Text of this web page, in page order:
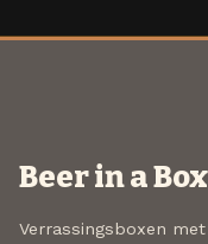
Beer in a Box
Verrassingsboxen